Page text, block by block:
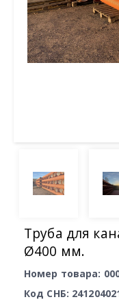
Труба для
Ø400 мм.
Номер товара:
Код СНБ: